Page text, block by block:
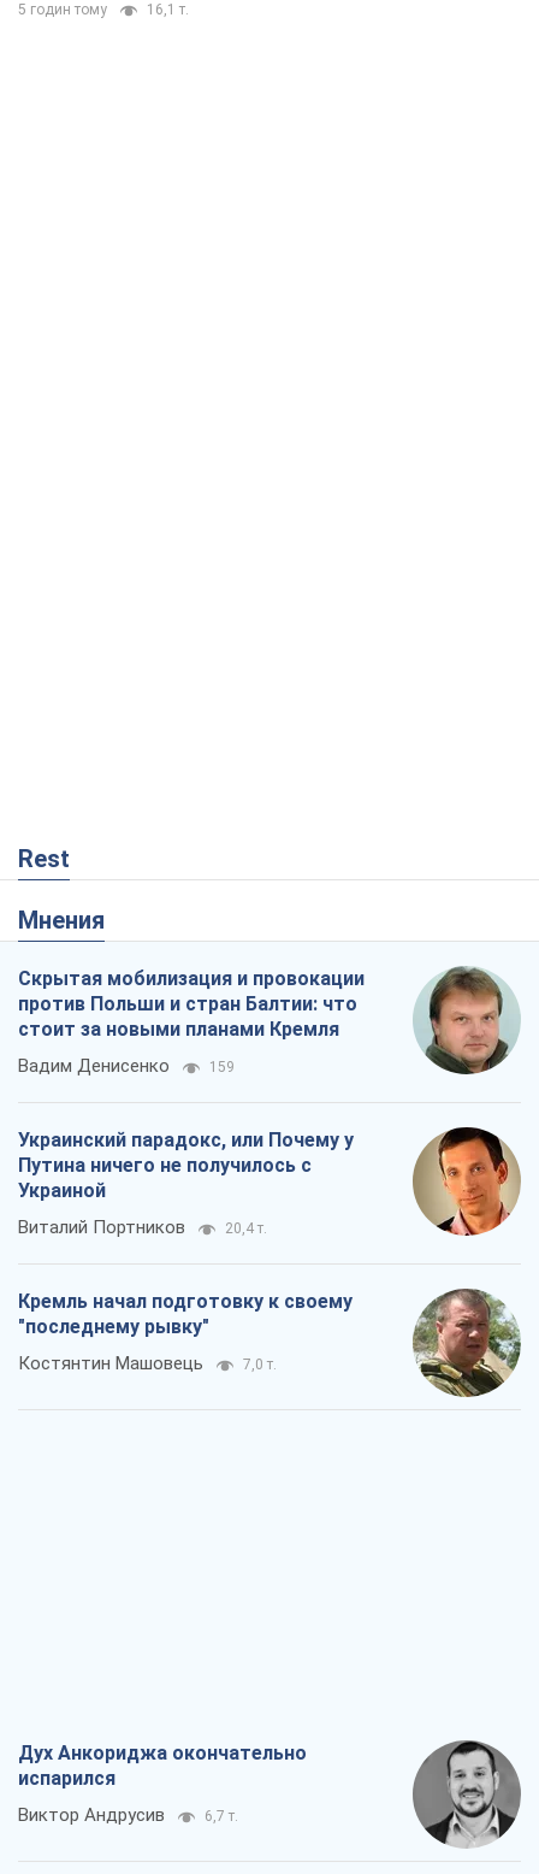
5 годин тому 16,1 т.
Rest
Мнения
Скрытая мобилизация и провокации
против Польши и стран Балтии: что
стоит за новыми планами Кремля
Вадим Денисенко 159
Украинский парадокс, или Почему у
Путина ничего не получилось с
Украиной
Виталий Портников 20,4 т.
Кремль начал подготовку к своему
"последнему рывку"
Костянтин Машовець 7,0 т.
Дух Анкориджа окончательно
испарился
Виктор Андрусив 6,7 т.